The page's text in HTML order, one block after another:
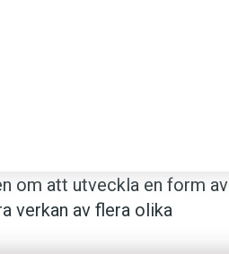
om att utveckla en form av
verkan av flera olika